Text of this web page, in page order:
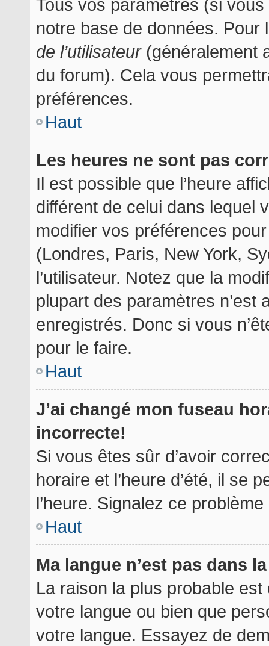
Tous vos paramètres (si
notre base de données.
de l’utilisateur(généralement
du forum). Cela vous
préférences.
Haut
Les heures ne sont pas
Il est possible que l’heure
différent de celui dans lequel
modifier vos préférences
(Londres, Paris, New York,
l’utilisateur. Notez que la
plupart des paramètres n’est
enregistrés. Donc si vous
pour le faire.
Haut
J’ai changé mon fuseau
incorrecte!
Si vous êtes sûr d’avoir
horaire et l’heure d’été, il se
l’heure. Signalez ce problème
Haut
Ma langue n’est pas dans
La raison la plus probable est
votre langue ou bien que
votre langue. Essayez de